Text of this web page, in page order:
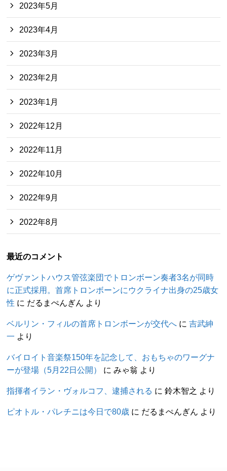
2023年5月
2023年4月
2023年3月
2023年2月
2023年1月
2022年12月
2022年11月
2022年10月
2022年9月
2022年8月
最近のコメント
ゲヴァントハウス管弦楽団でトロンボーン奏者3名が同時
に正式採用。首席トロンボーンにウクライナ出身の25歳女
性 に だるまぺんぎん より
ベルリン・フィルの首席トロンボーンが交代へ に吉武紳
一 より
バイロイト音楽祭150年を記念して、おもちゃのワーグナ
ーが登場（5月22日公開）
にみゃ翁 より
指揮者イラン・ヴォルコフ、逮捕される に鈴木智之 より
ピオトル・パレチニは今日で80歳 に だるまぺんぎん より